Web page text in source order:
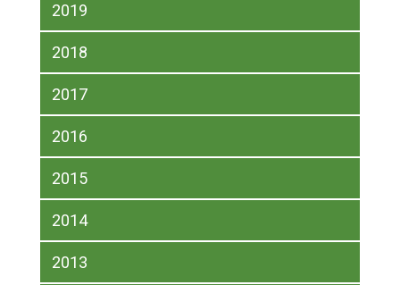
2019
2018
2017
2016
2015
2014
2013